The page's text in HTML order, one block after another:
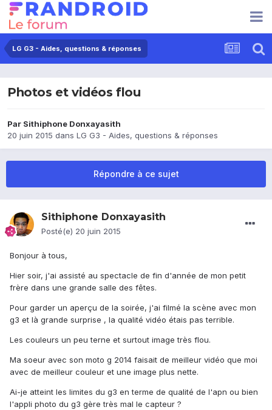
LG G3 - Aides, questions & réponses
Photos et vidéos flou
Par Sithiphone Donxayasith
20 juin 2015 dans LG G3 - Aides, questions & réponses
Répondre à ce sujet
Sithiphone Donxayasith
Posté(e) 20 juin 2015
Bonjour à tous,
Hier soir, j'ai assisté au spectacle de fin d'année de mon petit
frère dans une grande salle des fêtes.
Pour garder un aperçu de la soirée, j'ai filmé la scène avec mon
g3 et là grande surprise , la qualité vidéo étais pas terrible.
Les couleurs un peu terne et surtout image très flou.
Ma soeur avec son moto g 2014 faisait de meilleur vidéo que moi
avec de meilleur couleur et une image plus nette.
Ai-je atteint les limites du g3 en terme de qualité de l'apn ou bien
l'appli photo du g3 gère très mal le capteur ?